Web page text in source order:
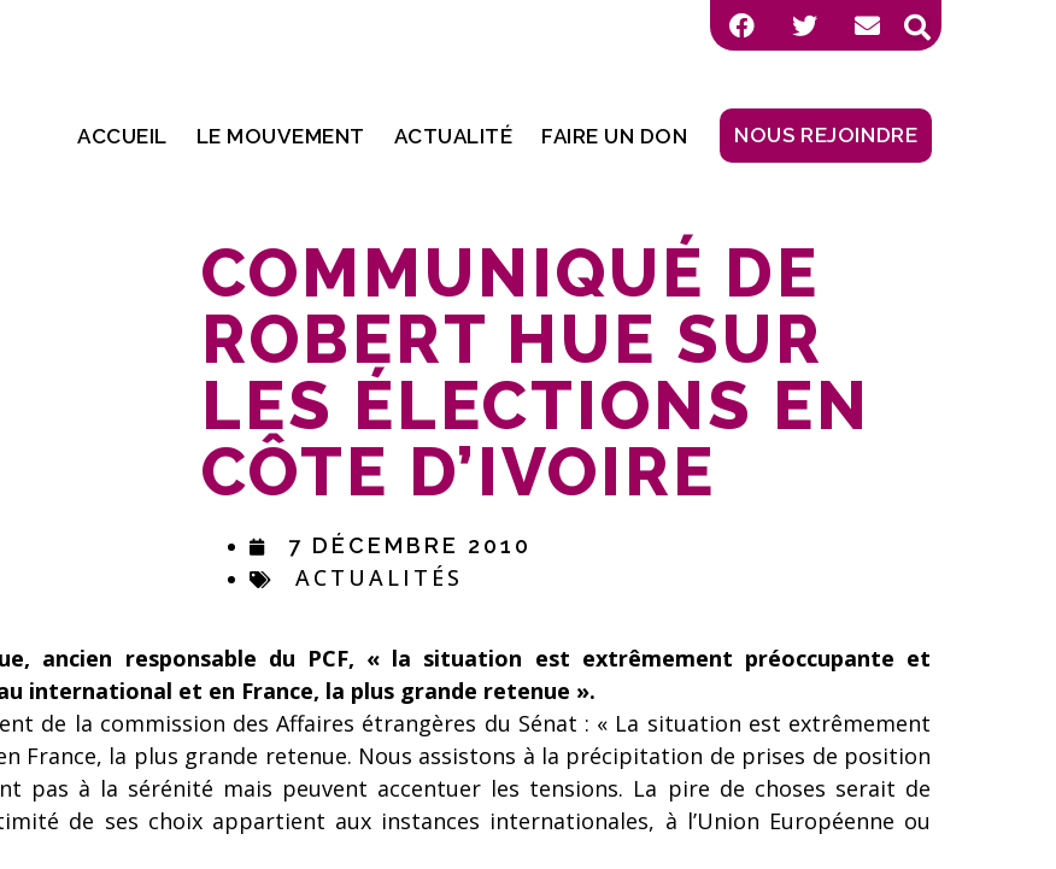
ACCUEIL LE MOUVEMENT ACTUALITÉ FAIRE UN DON NOUS REJOINDRE
COMMUNIQUÉ DE
ROBERT HUE SUR
LES ÉLECTIONS EN
CÔTE D’IVOIRE
7 DÉCEMBRE 2010
ACTUALITÉS
ancien responsable du PCF, « la situation est extrêmement préoccupante et
international et en France, la plus grande retenue ».
de la commission des Affaires étrangères du Sénat : « La situation est extrêmement
France, la plus grande retenue. Nous assistons à la précipitation de prises de position
pas à la sérénité mais peuvent accentuer les tensions. La pire de choses serait de
de ses choix appartient aux instances internationales, à l’Union Européenne ou